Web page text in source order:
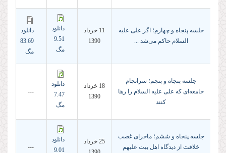
جلسه پنجاه و چهارم؛ اگر علی علیه
السلام حاکم می‌شد ...
11 خرداد
1390
دانلود
9.51
مگ
دانلود
83.69
مگ
جلسه پنجاه و پنجم؛ سرانجام
جامعه‌ای که علی علیه السلام را رها
کنند
18 خرداد
1390
دانلود
7.47
مگ
---
جلسه پنجاه و ششم؛ ماجرای غصب
خلافت از دیدگاه اهل بیت علیهم
25 خرداد
دانلود
9.01
---